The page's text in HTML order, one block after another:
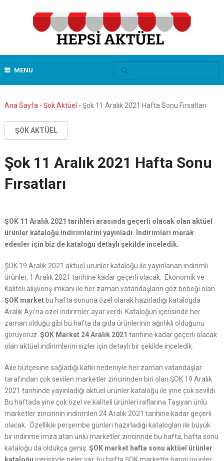
MENU
Ana Sayfa - Şok Aktüel - Şok 11 Aralık 2021 Hafta Sonu Fırsatları
ŞOK AKTÜEL
Şok 11 Aralık 2021 Hafta Sonu
Fırsatları
ŞOK 11 Aralık 2021 tarihleri arasında geçerli olacak olan aktüel
ürünler kataloğu indirimlerini yayınladı. İndirimleri merak
edenler için biz de kataloğu detaylı şekilde inceledik.
ŞOK 19 Aralık 2021 aktüel ürünler kataloğu ile yayınlanan indirimli
ürünler, 1 Aralık 2021 tarihine kadar geçerli olacak. Ekonomik ve
Kaliteli alışveriş imkanı ile her zaman vatandaşların göz bebeği olan
ŞOK marketbu hafta sonuna özel olarak hazırladığı katalogda
Aralık Ayı’na özel indirimler ayar verdi. Kataloğun içerisinde her
zaman olduğu gibi bu hafta da gıda ürünlerinin ağırlıklı olduğunu
görüyoruz. ŞOK Market 24 Aralık 2021 tarihine kadar geçerli olacak
olan aktüel indirimlerini sizler için detaylı bir şekilde inceledik.
Aile bütçesine sağladığı katkı nedeniyle her zaman vatandaşlar
tarafından çok sevilen marketler zincirinden biri olan ŞOK 19 Aralık
2021 tarihinde yayınladığı aktüel ürünler kataloğu ile yine çok sevildi.
Bu haftada yine çok özel ve kaliteli ürünleri raflarına Taşıyan ünlü
marketler zincirinin indirimleri 24 Aralık 2021 tarihine kadar geçerli
olacak. Özellikle perşembe günleri hazırladığı katalogları ile büyük
bir indirime imza atan ünlü marketler zincirinde bu hafta, hafta sonu
kataloğu da oldukça geniş. ŞOK market hafta sonu aktüel ürünler